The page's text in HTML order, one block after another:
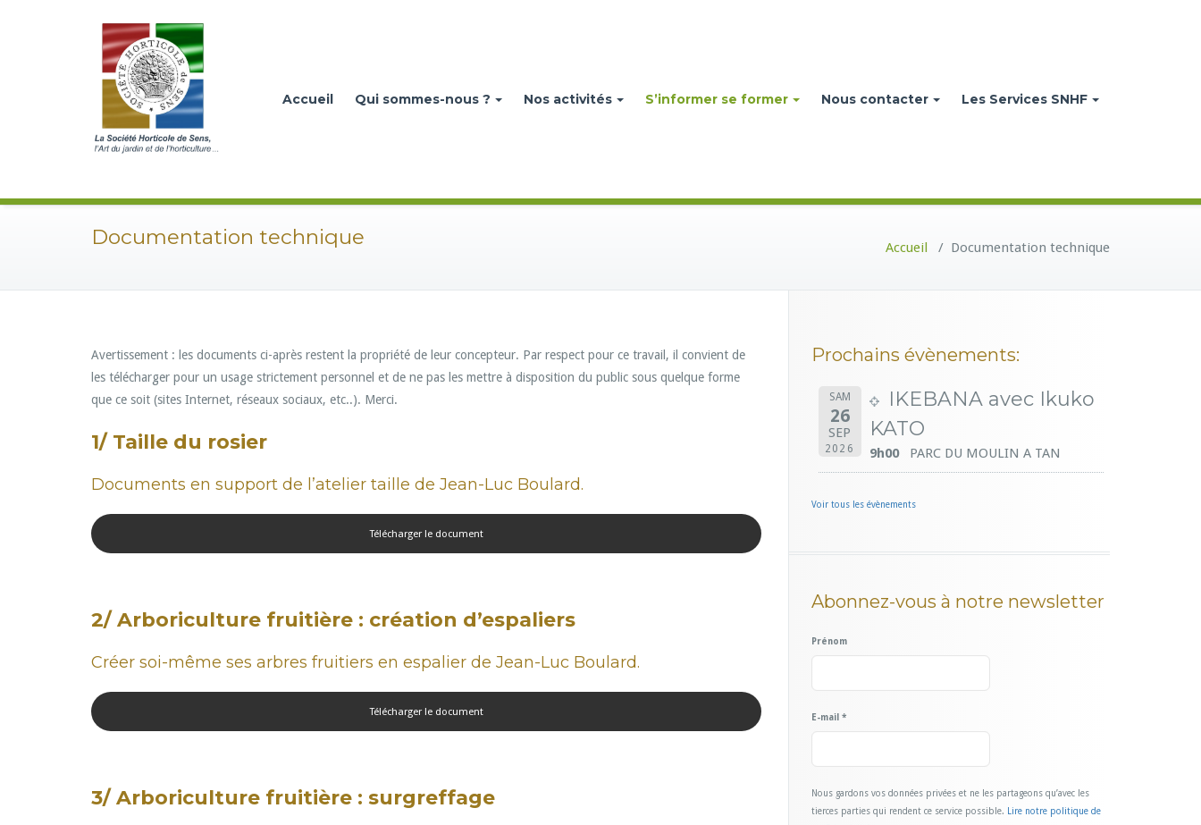
Accueil Qui sommes-nous ? Nos activités S’informer se former Nous contacter Les Services SNHF
Documentation technique Accueil / Documentation technique
Avertissement : les documents ci-après restent la propriété de leur concepteur. Par respect pour ce travail, il convient de
les télécharger pour un usage strictement personnel et de ne pas les mettre à disposition du public sous quelque forme
que ce soit (sites Internet, réseaux sociaux, etc..). Merci.
1/ Taille du rosier
Documents en support de l’atelier taille de Jean-Luc Boulard.
Télécharger le document
2/ Arboriculture fruitière : création d’espaliers
Créer soi-même ses arbres fruitiers en espalier de Jean-Luc Boulard.
Télécharger le document
3/ Arboriculture fruitière : surgreffage
Prochains évènements:
SAM
26
SEP
2026
IKEBANA avec Ikuko
KATO
9h00 PARC DU MOULIN A TAN
Voir tous les évènements
Abonnez-vous à notre newsletter
Prénom
E-mail *
Nous gardons vos données privées et ne les partageons qu’avec les
tierces parties qui rendent ce service possible.
Lire notre politique de